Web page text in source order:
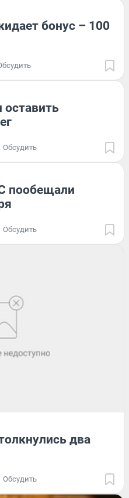
бонус – 100
оставить
Обсудить
пообещали
Обсудить
два
Обсудить